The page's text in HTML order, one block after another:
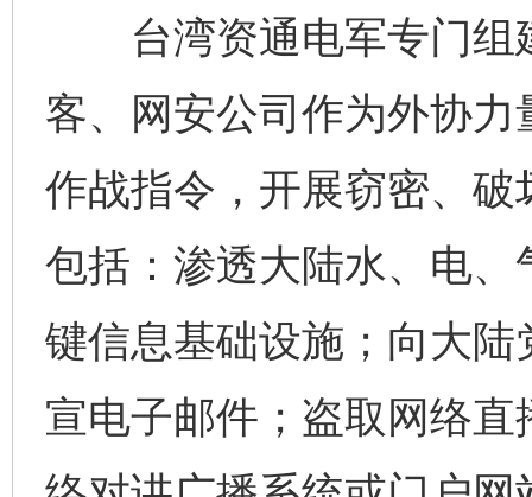
台湾资通电军专门组
客、网安公司作为外协
作战指令，开展窃密、
包括：渗透大陆水、电
键信息基础设施；向大
宣电子邮件；盗取网络